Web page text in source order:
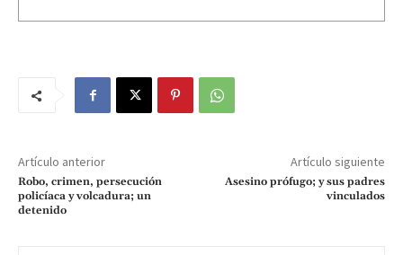
Artículo anterior
Robo, crimen, persecución
policíaca y volcadura; un
detenido
Artículo siguiente
Asesino prófugo; y sus padres
vinculados